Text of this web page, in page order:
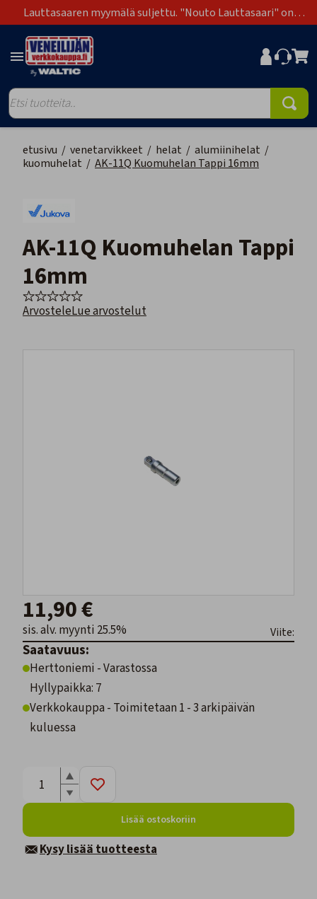
Lauttasaaren myymälä suljettu. "Nouto Lauttasaari" on
poistunut toimitustapavaihtoehdoista.
etusivu / venetarvikkeet / helat / alumiinihelat /
kuomuhelat / AK-11Q Kuomuhelan Tappi 16mm
AK-11Q Kuomuhelan Tappi
16mm
ArvosteleLue arvostelut
11,90 €
sis. alv. myynti 25.5% Viite:
Saatavuus:
Herttoniemi - Varastossa
Hyllypaikka: 7
Verkkokauppa - Toimitetaan 1 - 3 arkipäivän
kuluessa
Lisää ostoskoriin
Kysy lisää tuotteesta